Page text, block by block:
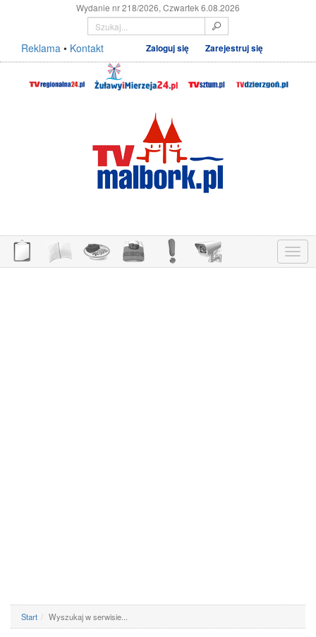
Wydanie nr 218/2026, Czwartek 6.08.2026
Reklama • Kontakt Zaloguj się Zarejestruj się
Menu
Start Wyszukaj w serwisie...